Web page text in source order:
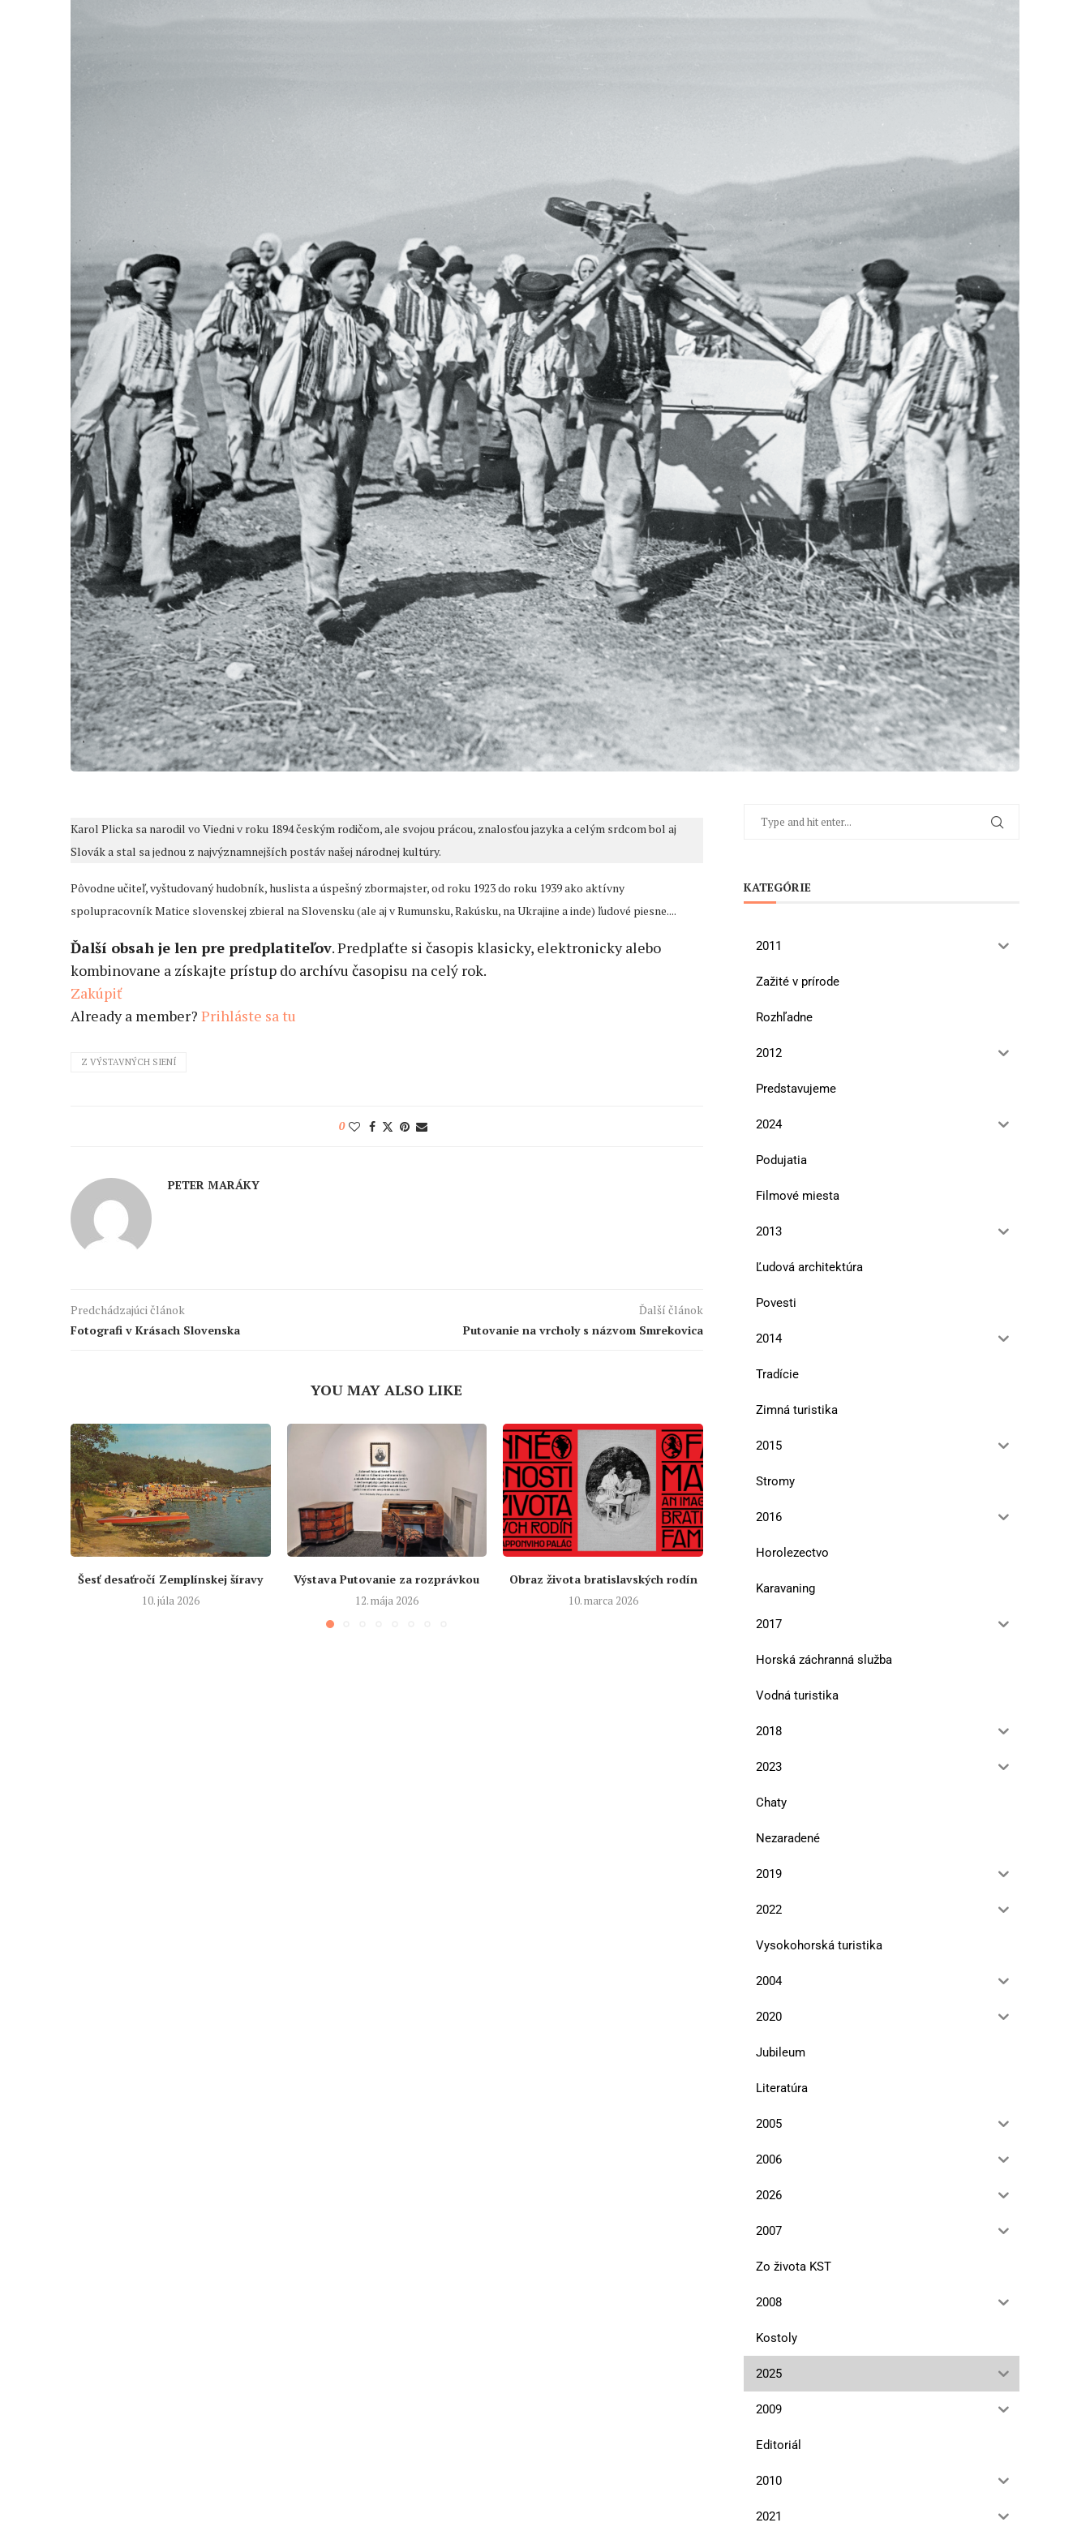
Karol Plicka sa narodil vo Viedni v roku 1894 českým rodičom, ale svojou prácou, znalosťou jazyka a celým srdcom bol aj
Slovák a stal sa jednou z najvýznamnejších postáv našej národnej kultúry.
Pôvodne učiteľ, vyštudovaný hudobník, huslista a úspešný zbormajster, od roku 1923 do roku 1939 ako aktívny
spolupracovník Matice slovenskej zbieral na Slovensku (ale aj v Rumunsku, Rakúsku, na Ukrajine a inde) ľudové piesne....
Ďalší obsah je len pre predplatiteľov. Predplaťte si časopis klasicky, elektronicky alebo
kombinovane a získajte prístup do archívu časopisu na celý rok.
Zakúpiť
Already a member? Prihláste sa tu
Z VÝSTAVNÝCH SIENÍ
0
PETER MARÁKY
Predchádzajúci článok
Fotografi v Krásach Slovenska
Ďalší článok
Putovanie na vrcholy s názvom Smrekovica
YOU MAY ALSO LIKE
Šesť desaťročí Zemplínskej šíravy
10. júla 2026
Výstava Putovanie za rozprávkou
12. mája 2026
Obraz života bratislavských rodín
10. marca 2026
KATEGÓRIE
2011
Zažité v prírode
Rozhľadne
2012
Predstavujeme
2024
Podujatia
Filmové miesta
2013
Ľudová architektúra
Povesti
2014
Tradície
Zimná turistika
2015
Stromy
2016
Horolezectvo
Karavaning
2017
Horská záchranná služba
Vodná turistika
2018
2023
Chaty
Nezaradené
2019
2022
Vysokohorská turistika
2004
2020
Jubileum
Literatúra
2005
2006
2026
2007
Zo života KST
2008
Kostoly
2025
2009
Editoriál
2010
2021